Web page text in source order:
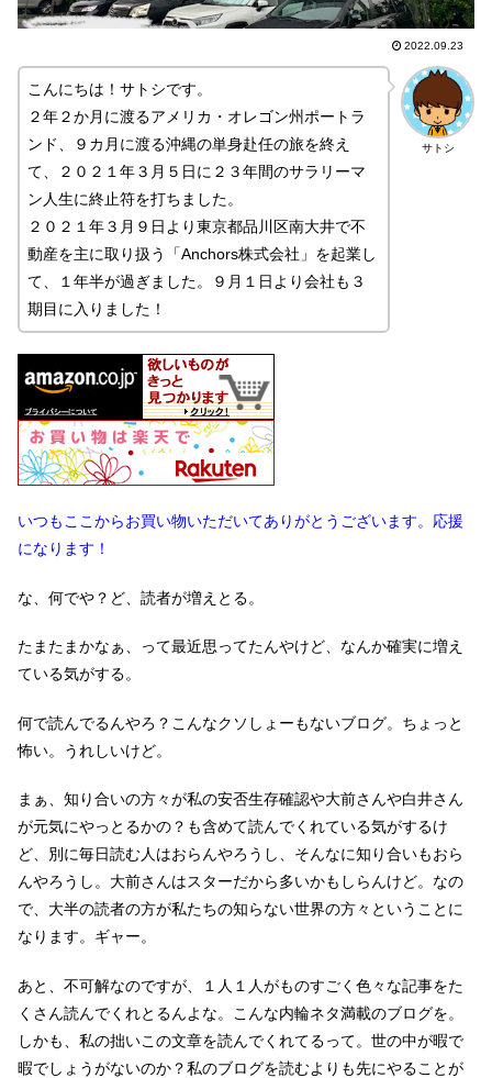
2022.09.23
サトシ
こんにちは！サトシです。
２年２か月に渡るアメリカ・オレゴン州ポートラ
ンド、９カ月に渡る沖縄の単身赴任の旅を終え
て、２０２１年３月５日に２３年間のサラリーマ
ン人生に終止符を打ちました。
２０２１年３月９日より東京都品川区南大井で不
動産を主に取り扱う「Anchors株式会社」を起業し
て、１年半が過ぎました。９月１日より会社も３
期目に入りました！
いつもここからお買い物いただいてありがとうございます。応援
になります！
な、何でや？ど、読者が増えとる。
たまたまかなぁ、って最近思ってたんやけど、なんか確実に増え
ている気がする。
何で読んでるんやろ？こんなクソしょーもないブログ。ちょっと
怖い。うれしいけど。
まぁ、知り合いの方々が私の安否生存確認や大前さんや白井さん
が元気にやっとるかの？も含めて読んでくれている気がするけ
ど、別に毎日読む人はおらんやろうし、そんなに知り合いもおら
んやろうし。大前さんはスターだから多いかもしらんけど。なの
で、大半の読者の方が私たちの知らない世界の方々ということに
なります。ギャー。
あと、不可解なのですが、１人１人がものすごく色々な記事をた
くさん読んでくれとるんよな。こんな内輪ネタ満載のブログを。
しかも、私の拙いこの文章を読んでくれてるって。世の中が暇で
暇でしょうがないのか？私のブログを読むよりも先にやることが